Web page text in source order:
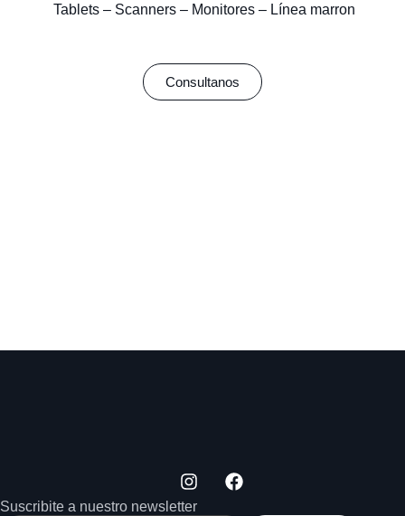
Tablets – Scanners – Monitores – Línea marron
Consultanos
Suscribite a nuestro newsletter